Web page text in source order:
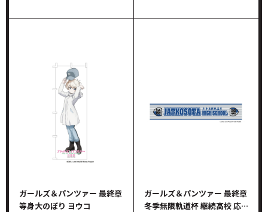
ガールズ＆パンツァー 最終章
等身大のぼり ヨウコ
ガールズ＆パンツァー 最終章
冬季無限軌道杯 継続高校 応